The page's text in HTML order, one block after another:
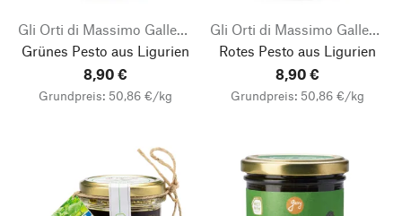
Gli Orti di Massimo Galleano
Grünes Pesto aus Ligurien
8,90 €
Grundpreis: 50,86 €/kg
Gli Orti di Massimo Galleano
Rotes Pesto aus Ligurien
8,90 €
Grundpreis: 50,86 €/kg